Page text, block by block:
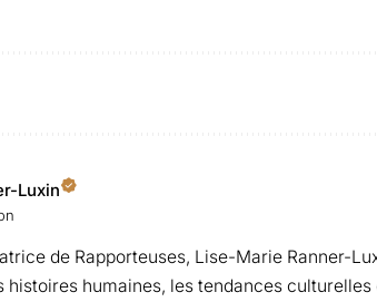
Luxin
de Rapporteuses, Lise-Marie Ranner-
histoires humaines, les tendances